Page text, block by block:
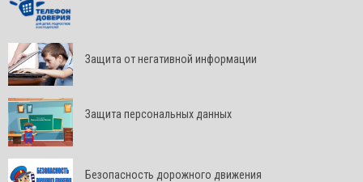
Защита от негативной информации
Защита персональных данных
Безопасность дорожного движения